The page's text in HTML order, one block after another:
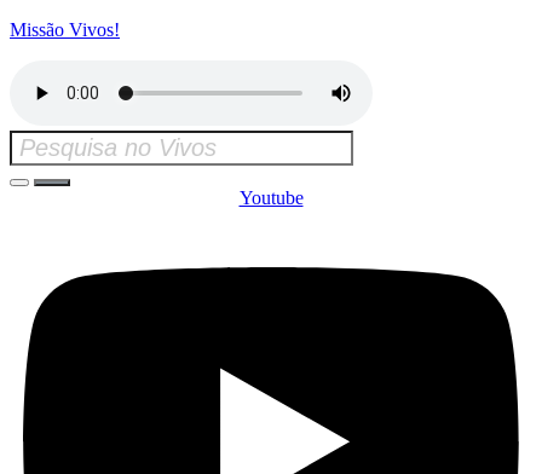
Missão Vivos!
Youtube